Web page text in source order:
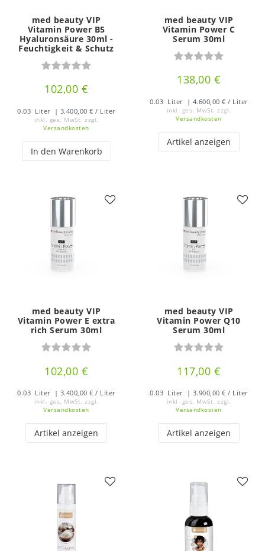
med beauty VIP
Vitamin Power B5
Hyaluronsäure 30ml -
Feuchtigkeit & Schutz
102,00 €
0.03 Liter | 3.400,00 € / Liter
inkl. ges. MwSt. zzgl.
Versandkosten
In den Warenkorb
med beauty VIP
Vitamin Power C
Serum 30ml
138,00 €
0.03 Liter | 4.600,00 € / Liter
inkl. ges. MwSt. zzgl.
Versandkosten
Artikel anzeigen
med beauty VIP
Vitamin Power E extra
rich Serum 30ml
102,00 €
0.03 Liter | 3.400,00 € / Liter
inkl. ges. MwSt. zzgl.
Versandkosten
Artikel anzeigen
med beauty VIP
Vitamin Power Q10
Serum 30ml
117,00 €
0.03 Liter | 3.900,00 € / Liter
inkl. ges. MwSt. zzgl.
Versandkosten
Artikel anzeigen